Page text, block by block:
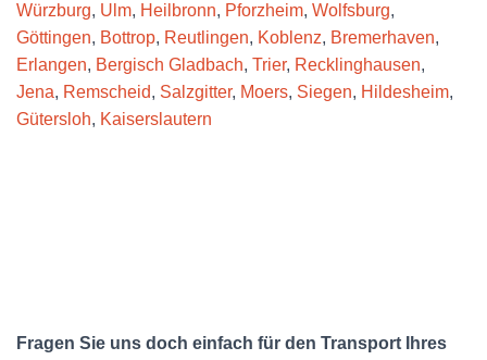
Würzburg, Ulm, Heilbronn, Pforzheim, Wolfsburg,
Göttingen, Bottrop, Reutlingen, Koblenz, Bremerhaven,
Erlangen, Bergisch Gladbach, Trier, Recklinghausen,
Jena, Remscheid, Salzgitter, Moers, Siegen, Hildesheim,
Gütersloh, Kaiserslautern
Fragen Sie uns doch einfach für den Transport Ihres